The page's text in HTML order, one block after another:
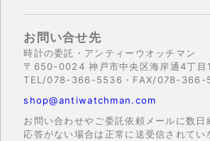
お問い合せ先
時計の委託・アンティーウオッチマン
〒650-0024 神戸市中央区海岸通4丁目
TEL/078-366-5536・FAX/078-366-
shop@antiwatchman.com
お問い合わせやご委託依頼メールに数日
応答がない場合は正常に送受信されてい